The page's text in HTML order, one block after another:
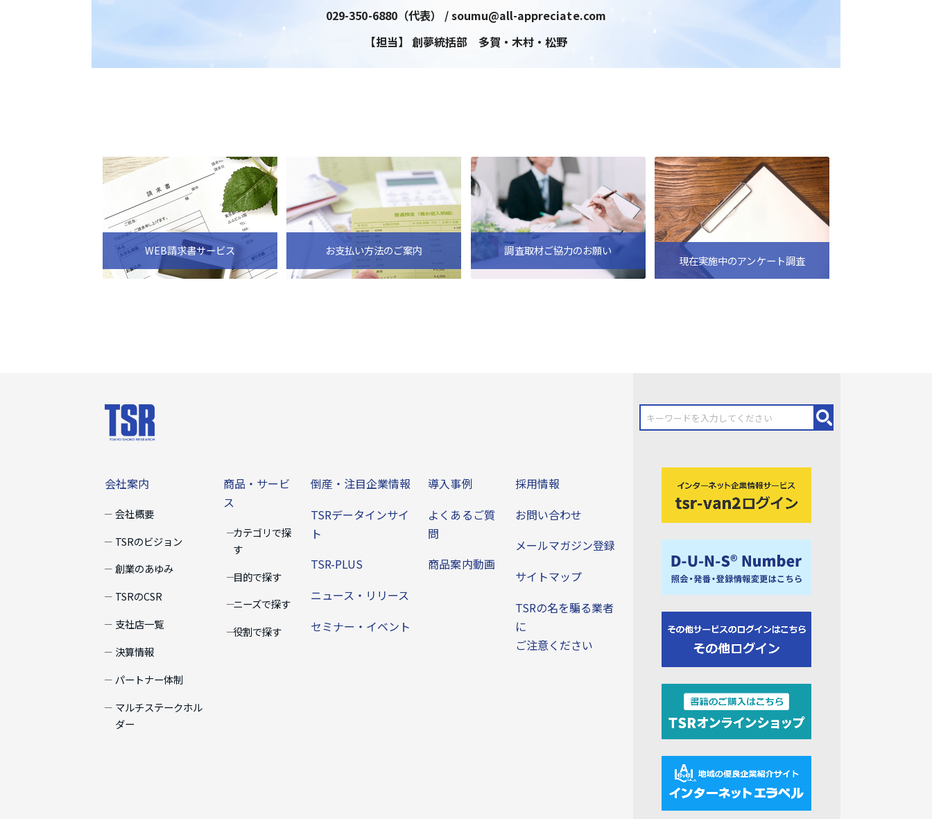
029-350-6880（代表） / soumu@all-appreciate.com
【担当】 創夢統括部 多賀・木村・松野
WEB請求書サービス お支払い方法のご案内 調査取材ご協力のお願い
現在実施中のアンケート調査
会社案内
会社概要
TSRのビジョン
創業のあゆみ
TSRのCSR
支社店一覧
決算情報
パートナー体制
マルチステークホル
ダー
商品・サービ
ス
カテゴリで探
す
目的で探す
ニーズで探す
役割で探す
倒産・注目企業情報
TSRデータインサイ
ト
TSR-PLUS
ニュース・リリース
セミナー・イベント
導入事例
よくあるご質
問
商品案内動画
採用情報
お問い合わせ
メールマガジン登録
サイトマップ
TSRの名を騙る業者
に
ご注意ください